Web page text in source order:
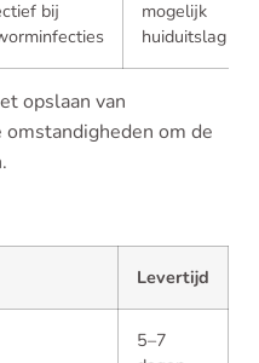
bij
mogelijk
huiduitslag
opslaan van
om de
Levertijd
5–7